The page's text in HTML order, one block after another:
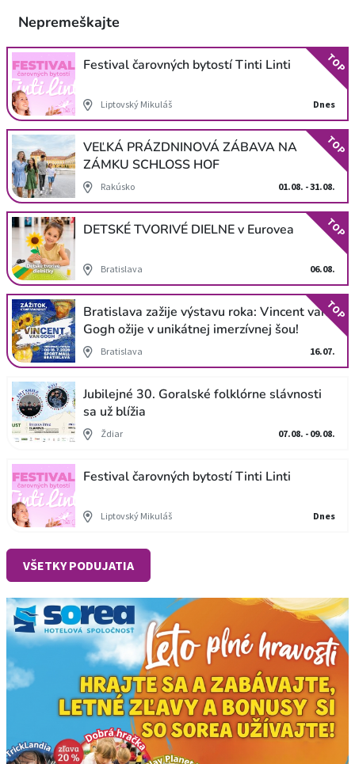
Nepremeškajte
Festival čarovných bytostí Tinti Linti
Liptovský Mikuláš Dnes
TOP
VEĽKÁ PRÁZDNINOVÁ ZÁBAVA NA
ZÁMKU SCHLOSS HOF
Rakúsko 01.08. - 31.08.
TOP
DETSKÉ TVORIVÉ DIELNE v Eurovea
Bratislava 06.08.
TOP
Bratislava zažije výstavu roka: Vincent van
Gogh ožije v unikátnej imerzívnej šou!
Bratislava 16.07.
TOP
Jubilejné 30. Goralské folklórne slávnosti
sa už blížia
Ždiar 07.08. - 09.08.
Festival čarovných bytostí Tinti Linti
Liptovský Mikuláš Dnes
VŠETKY PODUJATIA